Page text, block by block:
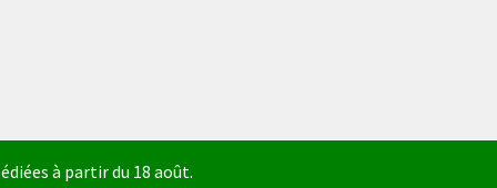
à partir du 18 août.